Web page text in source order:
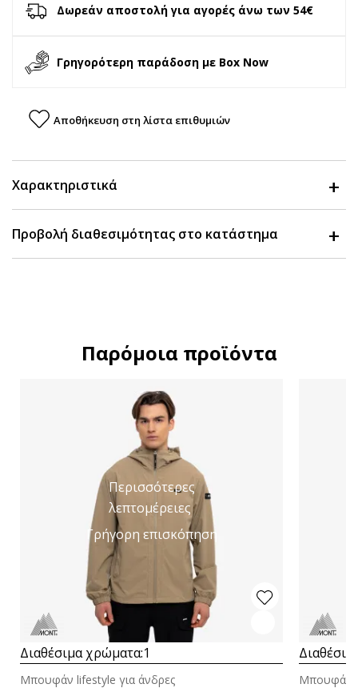
Δωρεάν αποστολή για αγορές άνω των 54€
Γρηγορότερη παράδοση με Box Now
Αποθήκευση στη λίστα επιθυμιών
Χαρακτηριστικά
Προβολή διαθεσιμότητας στο κατάστημα
Παρόμοια προϊόντα
Περισσότερες
λεπτομέρειες
Γρήγορη επισκόπηση
Διαθέσιμα χρώματα:1
Μπουφάν lifestyle για άνδρες Μπουφάν